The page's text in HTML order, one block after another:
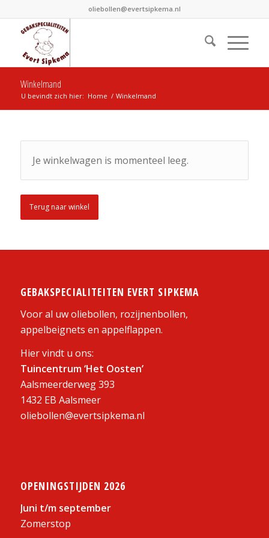
oliebollen@evertsipkema.nl
Winkelmand
U bevindt zich hier: Home / Winkelmand
Je winkelwagen is momenteel leeg.
Terug naar winkel
GEBAKSPECIALITEITEN EVERT SIPKEMA
Voor al uw oliebollen, rozijnenbollen,
appelbeignets en appelflappen.
Hier vindt u ons:
Tuincentrum ‘Het Oosten’
Aalsmeerderweg 393
1432 EB Aalsmeer
oliebollen@evertsipkema.nl
OPENINGSTIJDEN 2026
Juni t/m september
Zomerstop